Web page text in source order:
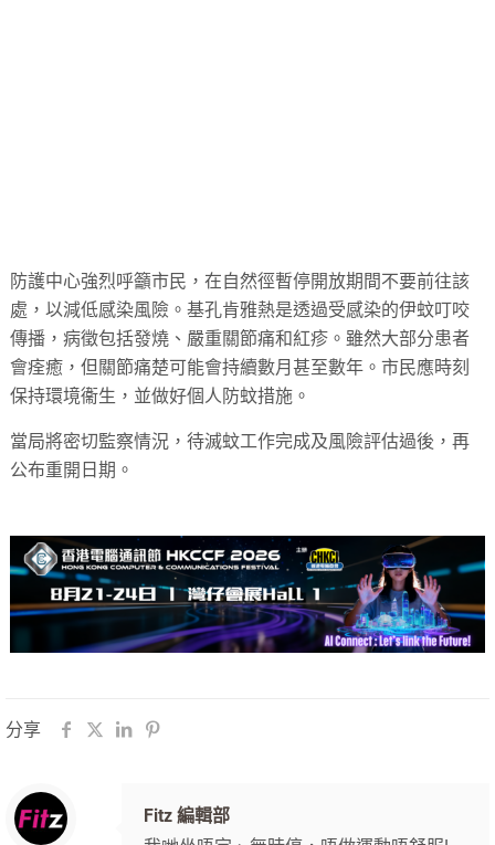
防護中心強烈呼籲市民，在自然徑暫停開放期間不要前往該
處，以減低感染風險。基孔肯雅熱是透過受感染的伊蚊叮咬
傳播，病徵包括發燒、嚴重關節痛和紅疹。雖然大部分患者
會痊癒，但關節痛楚可能會持續數月甚至數年。市民應時刻
保持環境衞生，並做好個人防蚊措施。
當局將密切監察情況，待滅蚊工作完成及風險評估過後，再
公布重開日期。
分享
Fitz 編輯部